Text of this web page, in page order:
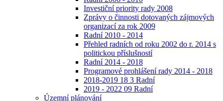
Investiční priority rady 2008
Zprávy o činnosti dotovaných zájmových
organizací za rok 2009
Radní 2010 - 2014
Přehled radních od roku 2002 do r. 2014 s
politickou příslušností
Radní 2014 - 2018
Programové prohlášení rady 2014 - 2018
2018-2019 18 3 Radní
2019 - 2022 09 Radní
Územní plánování